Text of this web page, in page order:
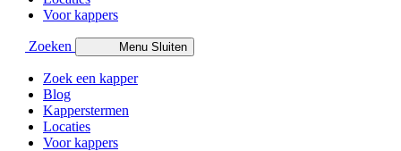
Voor kappers
Zoeken Menu Sluiten
Zoek een kapper
Blog
Kapperstermen
Locaties
Voor kappers